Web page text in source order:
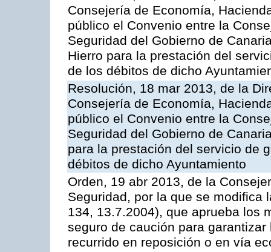
Consejería de Economía,
público el Convenio entre la
Seguridad del Gobierno de
Hierro para la prestación del
de los débitos de dicho
Resolución, 18 mar 2013, de la
Consejería de Economía,
público el Convenio entre la
Seguridad del Gobierno de
para la prestación del servicio de
débitos de dicho Ayuntamiento
Orden, 19 abr 2013, de la
Seguridad, por la que se modifica
134, 13.7.2004), que aprueba los
seguro de caución para
recurrido en reposición o en vía